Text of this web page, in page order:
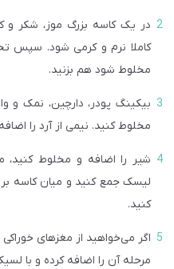
در یک کاسه بزرگ موز، شکر و
کاملا نرم و کرمی شود. سپس
مخلوط شود هم بزنید.
بیکینگ پودر، دارچین، نمک و
مخلوط کنید. نیمی از آرد را
شیر را اضافه و مخلوط کنید،
لیسک جمع کنید و میان کاسه
کنید.
اگر می‌خواهید از مغزهای
مرحله آن را اضافه کرده و با